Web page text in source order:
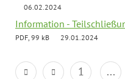
06.02.2024
Information -
PDF, 99 kB 29.01.2024
1 ...